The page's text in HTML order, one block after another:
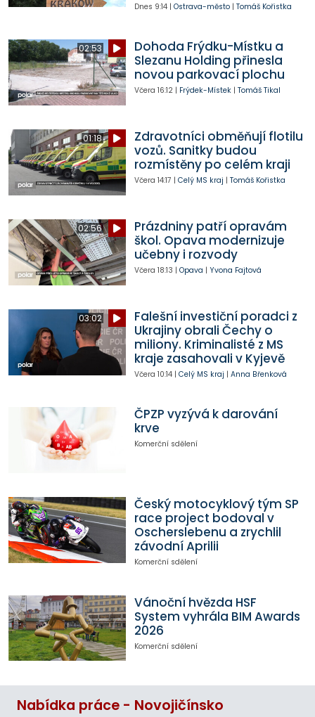
Dnes 9:14| Ostrava-město| Tomáš Kořistka
02:53
Dohoda Frýdku-Místku a
Slezanu Holding přinesla
novou parkovací plochu
Včera 16:12| Frýdek-Místek| Tomáš Tikal
01:18
Zdravotníci obměňují flotilu
vozů. Sanitky budou
rozmístěny po celém kraji
Včera 14:17 | Celý MS kraj | Tomáš Kořistka
02:56
Prázdniny patří opravám
škol. Opava modernizuje
učebny i rozvody
Včera 18:13 | Opava | Yvona Fajtová
03:02
Falešní investiční poradci z
Ukrajiny obrali Čechy o
miliony. Kriminalisté z MS
kraje zasahovali v Kyjevě
Včera 10:14| Celý MS kraj | Anna Břenková
ČPZP vyzývá k darování
krve
Komerční sdělení
Český motocyklový tým SP
race project bodoval v
Oscherslebenu a zrychlil
závodní Aprilii
Komerční sdělení
Vánoční hvězda HSF
System vyhrála BIM Awards
2026
Komerční sdělení
Nabídka práce - Novojičínsko